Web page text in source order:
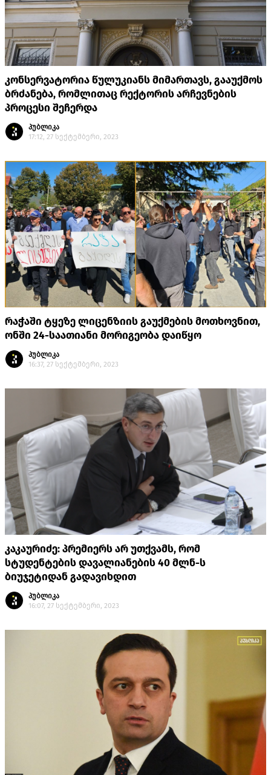
კონსერვატორია წულუკიანს მიმართავს, გააუქმოს
ბრძანება, რომლითაც რექტორის არჩევნების
პროცესი შეჩერდა
პუბლიკა
17:12, 27 სექტემბერი, 2023
რაჭაში ტყეზე ლიცენზიის გაუქმების მოთხოვნით,
ონში 24-საათიანი მორიგეობა დაიწყო
პუბლიკა
16:37, 27 სექტემბერი, 2023
კაკაურიძე: პრემიერს არ უთქვამს, რომ
სტუდენტების დავალიანების 40 მლნ-ს
ბიუჯეტიდან გადავიხდით
პუბლიკა
16:07, 27 სექტემბერი, 2023